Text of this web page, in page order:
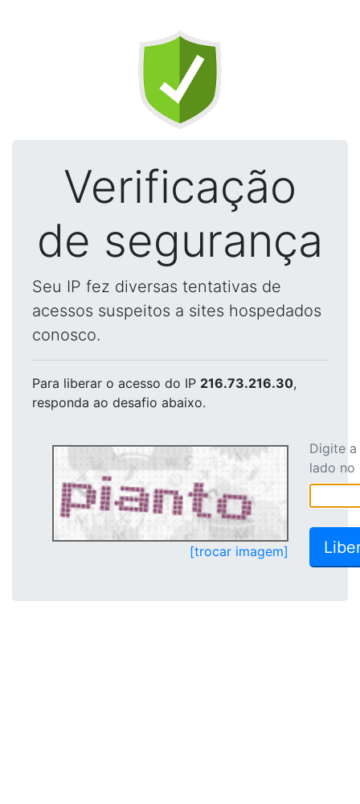
Verificação
de segurança
Seu IP fez diversas tentativas de
acessos suspeitos a sites hospedados
conosco.
Para liberar o acesso do IP 216.73.216.30,
responda ao desafio abaixo.
[trocar imagem]
Digite
lado no